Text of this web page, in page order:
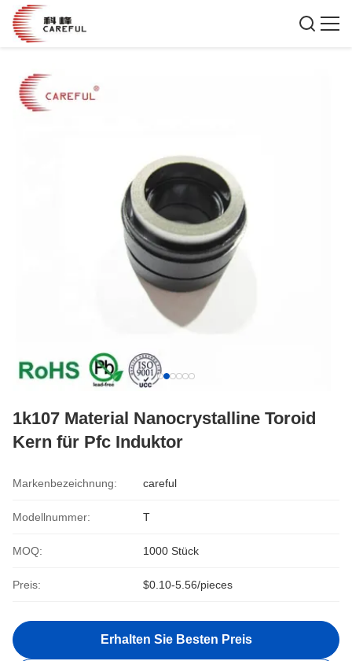
1k107 Material Nanocrystalline Toroid
Kern für Pfc Induktor
Markenbezeichnung: careful
Modellnummer: T
MOQ: 1000 Stück
Preis: $0.10-5.56/pieces
Erhalten Sie Besten Preis